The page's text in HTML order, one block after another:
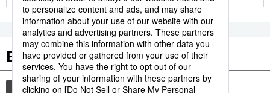
Etiquetas destacadas
cultura sociedad vida jiji press